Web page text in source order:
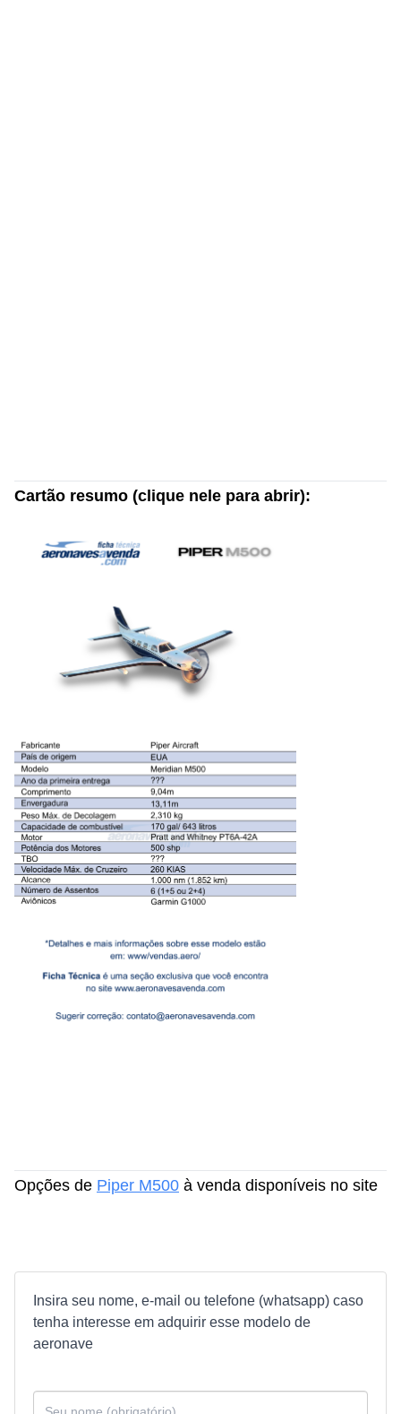
Cartão resumo (clique nele para abrir):
Opções de Piper M500 à venda disponíveis no site
Insira seu nome, e-mail ou telefone (whatsapp) caso
tenha interesse em adquirir esse modelo de
aeronave